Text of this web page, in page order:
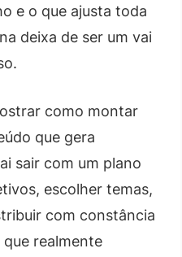
e o que ajusta toda
deixa de ser um vai
como montar
que gera
sair com um plano
escolher temas,
com constância
realmente